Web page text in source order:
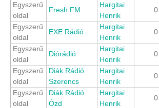
Egyszerű
oldal
Fresh FM
Hargitai
Henrik
0
Egyszerű
oldal
EXE Rádió
Hargitai
Henrik
0
Egyszerű
oldal
Diórádió
Hargitai
Henrik
0
Egyszerű
oldal
Diák Rádió
Szerencs
Hargitai
Henrik
0
Egyszerű
oldal
Diák Rádió
Ózd
Hargitai
Henrik
0